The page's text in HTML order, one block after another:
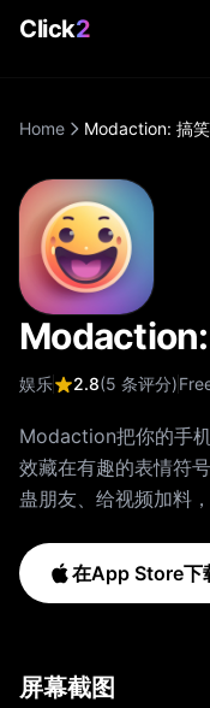
Click2
Home Modaction: 搞
Modaction:
娱乐 2.8(5 条评分)
Modaction把你的手
效藏在有趣的表情符
蛊朋友、给视频加料，或者笑
播放。几秒钟就能创作专属整
Modaction，浏览表
狗、猫等 * 婴儿声、
在App Store下
屏幕截图